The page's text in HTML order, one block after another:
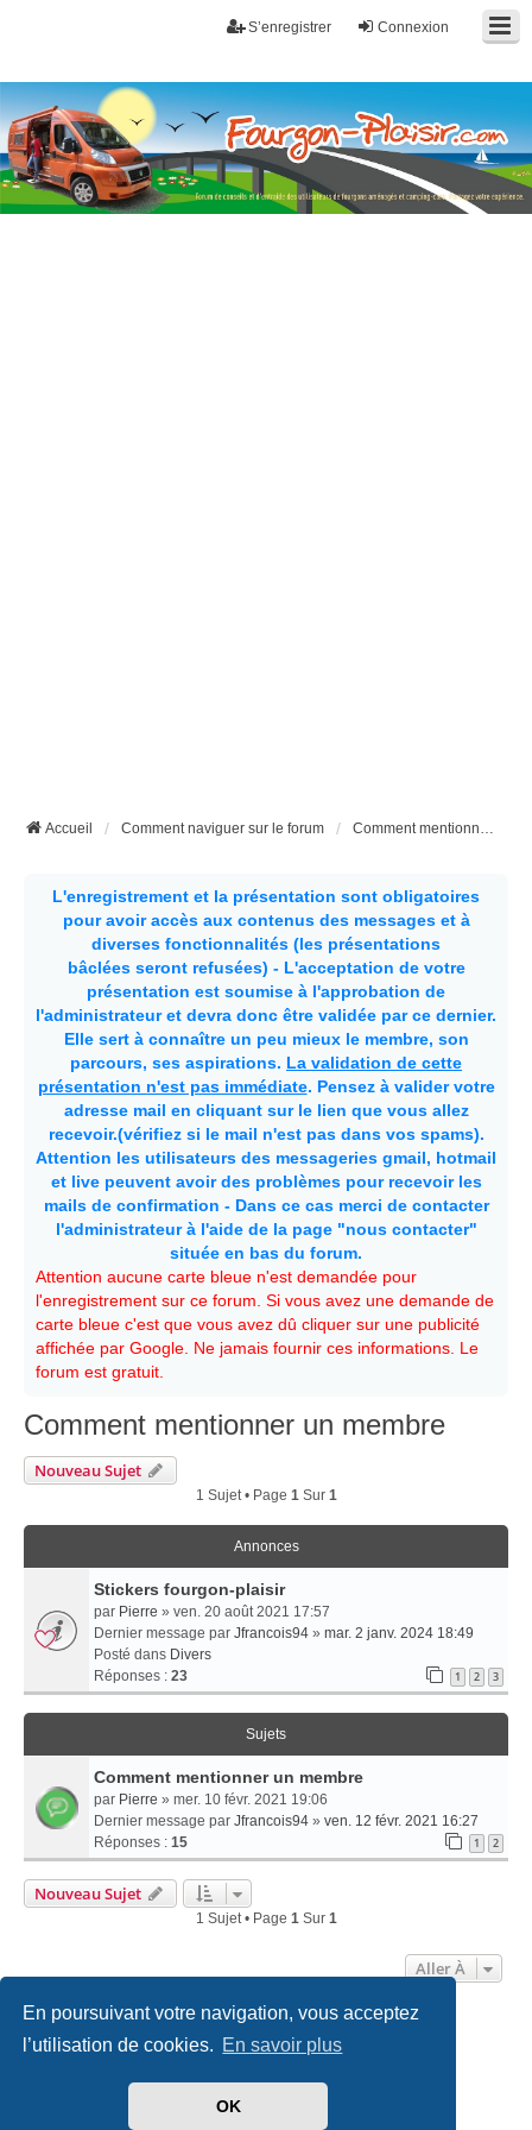
En poursuivant votre navigation, vous acceptez
l’utilisation de cookies. En savoir plus
OK
Connexion
S’enregistrer
Fourgon-plaisir.com
Forum de conseils et d'entraide des utilisateurs de fourgons, fourgons
aménagés, vans et de camping-car. Partagez votre expérience.
Accueil Comment naviguer sur le forum Comment mentionner un membre
L'enregistrement et la présentation sont obligatoires
pour avoir accès aux contenus des messages et à
diverses fonctionnalités (les présentations
bâclées seront refusées) - L'acceptation de votre
présentation est soumise à l'approbation de
l'administrateur et devra donc être validée par ce dernier.
Elle sert à connaître un peu mieux le membre, son
parcours, ses aspirations. La validation de cette
présentation n'est pas immédiate. Pensez à valider votre
adresse mail en cliquant sur le lien que vous allez
recevoir.(vérifiez si le mail n'est pas dans vos spams).
Attention les utilisateurs des messageries gmail, hotmail
et live peuvent avoir des problèmes pour recevoir les
mails de confirmation - Dans ce cas merci de contacter
l'administrateur à l'aide de la page "nous contacter"
située en bas du forum.
Attention aucune carte bleue n'est demandée pour
l'enregistrement sur ce forum. Si vous avez une demande de
carte bleue c'est que vous avez dû cliquer sur une publicité
affichée par Google. Ne jamais fournir ces informations. Le
forum est gratuit.
Comment mentionner un membre
Nouveau Sujet
1 Sujet • Page 1Sur 1
Annonces
Stickers fourgon-plaisir
par Pierre » ven. 20 août 2021 17:57
Dernier message par Jfrancois94 » mar. 2 janv. 2024 18:49
Posté dans Divers
Réponses : 23 1 2 3
Sujets
Comment mentionner un membre
par Pierre » mer. 10 févr. 2021 19:06
Dernier message par Jfrancois94 » ven. 12 févr. 2021 16:27
Réponses : 15 1 2
Nouveau Sujet
1 Sujet • Page 1Sur 1
Aller À
Accueil Politiques & cookies
phpBB® Forum Software © phpBB Limited
created by INVENTEA & v12mike